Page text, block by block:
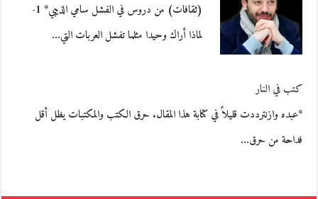
(ثقافات) من دروس في الفشل سامي الذيبي* 1-
لماذا أراك وحيدا مثلما تفشل العربات التي…
كتب في النار
*عبده وازنترددت قليلاً في كتابة هذا المقال. حرق الكتب والمكتبات يظل أقل
فداحة من حرق…